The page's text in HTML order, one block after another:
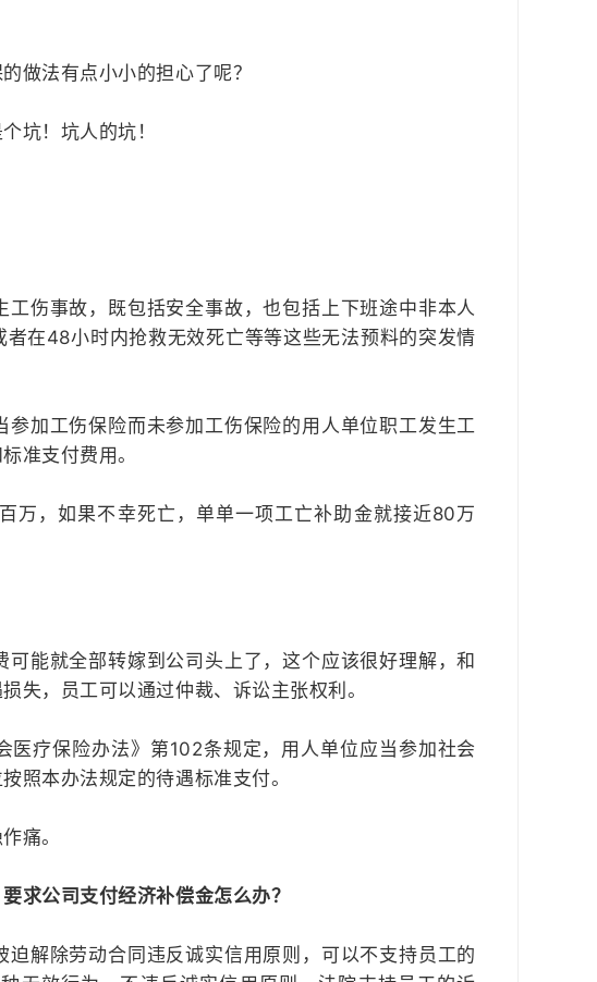
做法有点小小的担心了呢？
坑！坑人的坑！
伤事故，既包括安全事故，也包括上下班途中非本人
在48小时内抢救无效死亡等等这些无法预料的突发情
加工伤保险而未参加工伤保险的用人单位职工发生工
准支付费用。
万，如果不幸死亡，单单一项工亡补助金就接近80万
能就全部转嫁到公司头上了，这个应该很好理解，和
失，员工可以通过仲裁、诉讼主张权利。
疗保险办法》第102条规定，用人单位应当参加社会
照本办法规定的待遇标准支付。
痛。
求公司支付经济补偿金怎么办？
解除劳动合同违反诚实信用原则，可以不支持员工的